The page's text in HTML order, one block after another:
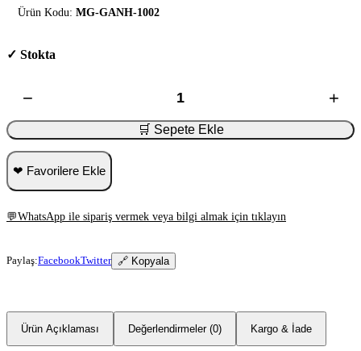
Ürün Kodu: MG-GANH-1002
✓ Stokta
− +
🛒 Sepete Ekle
❤ Favorilere Ekle
💬WhatsApp ile sipariş vermek veya bilgi almak için tıklayın
Paylaş:FacebookTwitter 🔗 Kopyala
Ürün Açıklaması Değerlendirmeler (0) Kargo & İade